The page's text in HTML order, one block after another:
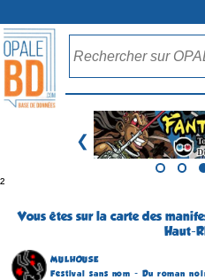
❮
²
Vous êtes sur la carte des
Haut-
MULHOUSE
Festival sans nom - Du roman